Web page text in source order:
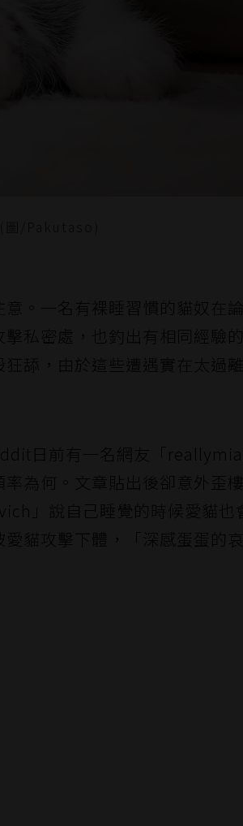
。一名有裸睡習慣的貓奴在
私密處，也釣出有相同經驗
狂舔，由於這些遭遇實在太過
日前有一名網友「
為何。文章貼出後卻意外歪
」說自己睡覺的時候愛貓也
貓攻擊下體，「深感蛋蛋的哀